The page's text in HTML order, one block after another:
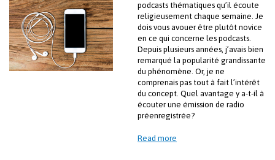
podcasts thématiques qu’il écoute
religieusement chaque semaine. Je
dois vous avouer être plutôt novice
en ce qui concerne les podcasts.
Depuis plusieurs années, j’avais bien
remarqué la popularité grandissante
du phénomène. Or, je ne
comprenais pas tout à fait l’intérêt
du concept. Quel avantage y a-t-il à
écouter une émission de radio
préenregistrée?
Read more